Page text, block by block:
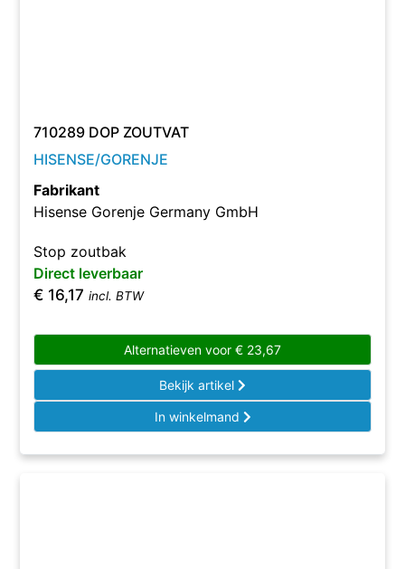
710289 DOP ZOUTVAT
HISENSE/GORENJE
Fabrikant
Hisense Gorenje Germany GmbH
Stop zoutbak
Direct leverbaar
€ 16,17 incl. BTW
Alternatieven voor € 23,67
Bekijk artikel
In winkelmand